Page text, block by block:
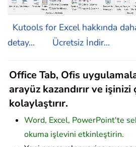
Kutools for Excel hakkında
detay...
Ücretsiz İndir...
Office Tab, Ofis
arayüz kazandırır ve işinizi
kolaylaştırır.
Word, Excel, PowerPoint'te
okuma işlevini etkinleştirin.